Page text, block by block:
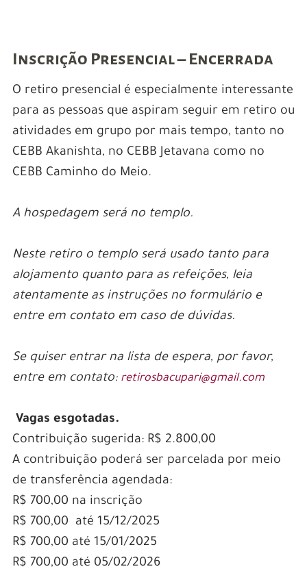
Inscrição Presencial – Encerrada
O retiro presencial é especialmente interessante
para as pessoas que aspiram seguir em retiro ou
atividades em grupo por mais tempo, tanto no
CEBB Akanishta, no CEBB Jetavana como no
CEBB Caminho do Meio.
A hospedagem será no templo.
Neste retiro o templo será usado tanto para
alojamento quanto para as refeições, leia
atentamente as instruções no formulário e
entre em contato em caso de dúvidas.
Se quiser entrar na lista de espera, por favor,
entre em contato: retirosbacupari@gmail.com
Vagas esgotadas.
Contribuição sugerida: R$ 2.800,00
A contribuição poderá ser parcelada por meio
de transferência agendada:
R$ 700,00 na inscrição
R$ 700,00 até 15/12/2025
R$ 700,00 até 15/01/2025
R$ 700,00 até 05/02/2026